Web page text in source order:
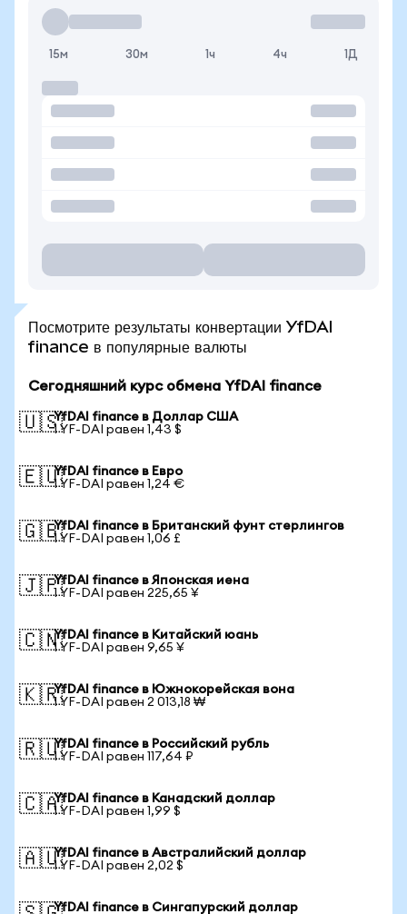
15м 30м 1ч 4ч 1Д
Посмотрите результаты конвертации YfDAI
finance в популярные валюты
Сегодняшний курс обмена YfDAI finance
🇺🇸YfDAI finance в Доллар США
1 YF-DAI равен 1,43 $
🇪🇺YfDAI finance в Евро
1 YF-DAI равен 1,24 €
🇬🇧YfDAI finance в Британский фунт стерлингов
1 YF-DAI равен 1,06 £
🇯🇵YfDAI finance в Японская иена
1 YF-DAI равен 225,65 ¥
🇨🇳YfDAI finance в Китайский юань
1 YF-DAI равен 9,65 ¥
🇰🇷YfDAI finance в Южнокорейская вона
1 YF-DAI равен 2 013,18 ₩
🇷🇺YfDAI finance в Российский рубль
1 YF-DAI равен 117,64 ₽
🇨🇦YfDAI finance в Канадский доллар
1 YF-DAI равен 1,99 $
🇦🇺YfDAI finance в Австралийский доллар
1 YF-DAI равен 2,02 $
YfDAI finance в Сингапурский доллар